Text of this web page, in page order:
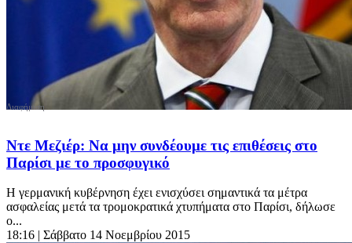
Ντε Μεζιέρ: Να μην συνδέουμε τις επιθέσεις στο
Παρίσι με το προσφυγικό
Η γερμανική κυβέρνηση έχει ενισχύσει σημαντικά τα μέτρα
ασφαλείας μετά τα τρομοκρατικά χτυπήματα στο Παρίσι, δήλωσε
ο...
18:16 | Σάββατο 14 Νοεμβρίου 2015